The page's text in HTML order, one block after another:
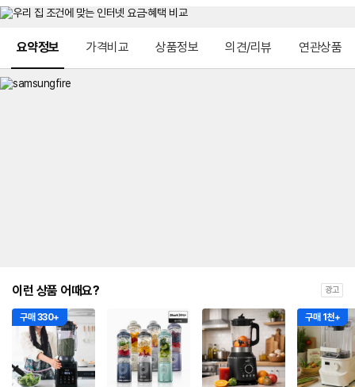
요약정보 가격비교 상품정보 의견/리뷰 연관상품
이런 상품 어때요? 광고
구매 330+ 구매 1천+